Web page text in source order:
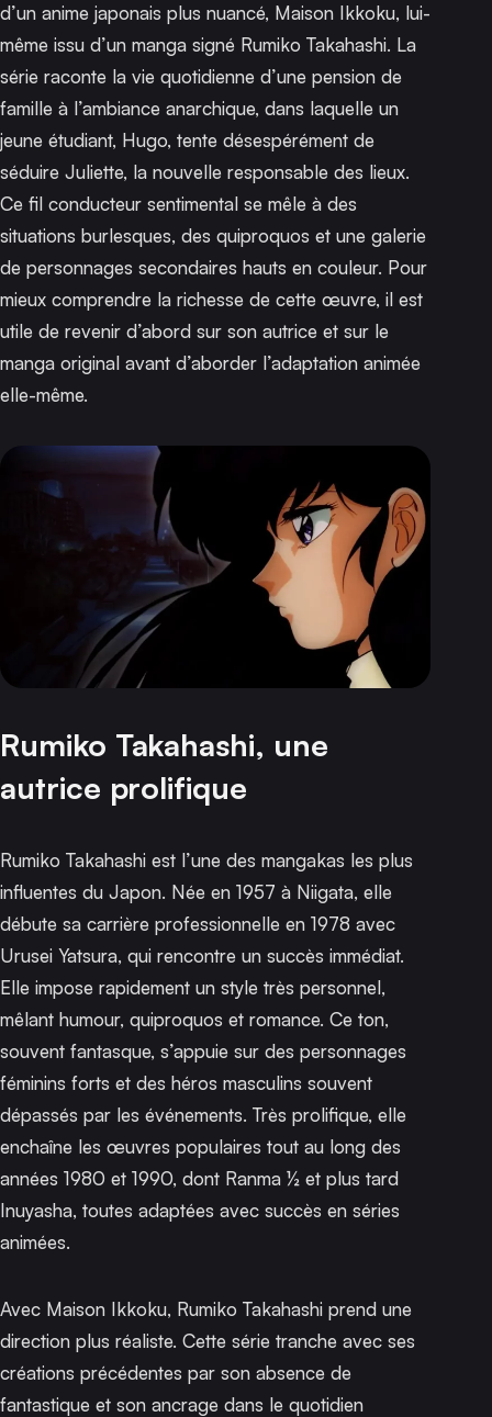
d’un anime japonais plus nuancé, Maison Ikkoku, lui-
même issu d’un manga signé Rumiko Takahashi. La
série raconte la vie quotidienne d’une pension de
famille à l’ambiance anarchique, dans laquelle un
jeune étudiant, Hugo, tente désespérément de
séduire Juliette, la nouvelle responsable des lieux.
Ce fil conducteur sentimental se mêle à des
situations burlesques, des quiproquos et une galerie
de personnages secondaires hauts en couleur. Pour
mieux comprendre la richesse de cette œuvre, il est
utile de revenir d’abord sur son autrice et sur le
manga original avant d’aborder l’adaptation animée
elle-même.
Rumiko Takahashi, une
autrice prolifique
Rumiko Takahashi est l’une des mangakas les plus
influentes du Japon. Née en 1957 à Niigata, elle
débute sa carrière professionnelle en 1978 avec
Urusei Yatsura, qui rencontre un succès immédiat.
Elle impose rapidement un style très personnel,
mêlant humour, quiproquos et romance. Ce ton,
souvent fantasque, s’appuie sur des personnages
féminins forts et des héros masculins souvent
dépassés par les événements. Très prolifique, elle
enchaîne les œuvres populaires tout au long des
années 1980 et 1990, dont Ranma ½ et plus tard
Inuyasha, toutes adaptées avec succès en séries
animées.
Avec Maison Ikkoku, Rumiko Takahashi prend une
direction plus réaliste. Cette série tranche avec ses
créations précédentes par son absence de
fantastique et son ancrage dans le quotidien